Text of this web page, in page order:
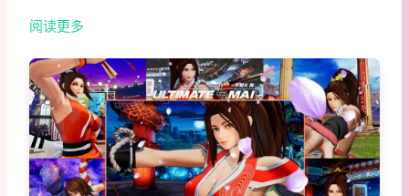
阅读更多